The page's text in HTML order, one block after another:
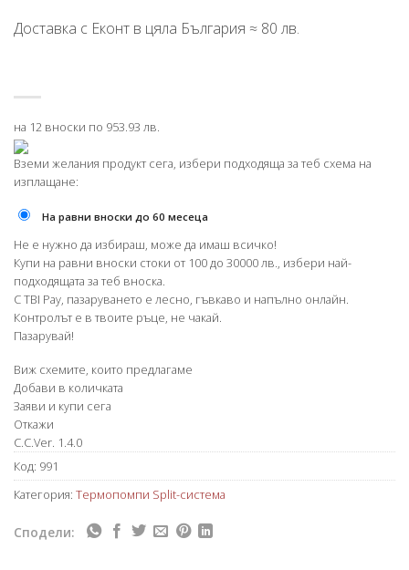
Доставка с Еконт в цяла България ≈ 80 лв.
на 12 вноски по 953.93 лв.
Вземи желания продукт сега, избери подходяща за теб схема на
изплащане:
На равни вноски до 60 месеца
Не е нужно да избираш, може да имаш всичко!
Купи на равни вноски стоки от 100 до 30000 лв., избери най-
подходящата за теб вноска.
С TBI Pay, пазаруването е лесно, гъвкаво и напълно онлайн.
Контролът е в твоите ръце, не чакай.
Пазарувай!
Виж схемите, които предлагаме
Добави в количката
Заяви и купи сега
Откажи
C.C.Ver. 1.4.0
Код: 991
Категория: Термопомпи Split-система
Сподели: